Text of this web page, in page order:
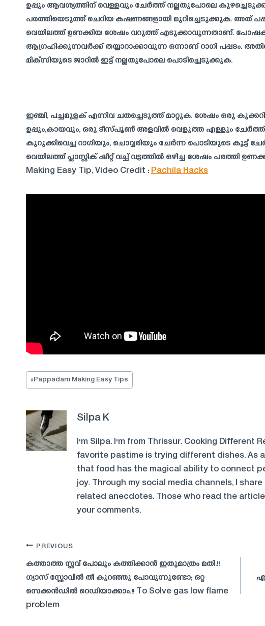
ഉപ്പും ആവശ്യത്തിന് വെള്ളവും ചേർത്ത് നല്ലതുപോലെ
പരത്തിയെടുത്ത് ചെറിയ കഷണങ്ങളായി മുറിച്ചെടുക്കുക. അത്
വെയിലത്ത് ഉണക്കിയ ശേഷം വറുത്ത് എടുക്കാവുന്നതാണ്.
ആഗ്രഹിക്കുന്നവർക്ക് തയ്യാറാക്കാവുന്ന ഒന്നാണ് റാഗി പപ്പടം.
മിക്സിയുടെ ജാറിൽ ഇട്ട് നല്ലതുപോലെ പൊടിച്ചെടുക്കുക.
ഇഞ്ചി, പച്ചമുളക് എന്നിവ ചതച്ചെടുത്ത് മാറ്റുക. ശേഷം ഒരു
ഉപ്പും,കായവും, ഒരു ടീസ്പൂൺ അളവിൽ വെളുത്ത എള്ളും ചേർത്ത്
കുറുക്കിവെച്ച റാഗിയും, ചൊവ്വരിയും ചേർന്ന പൊടിയുടെ
വെയിലത്ത് പ്ലാസ്റ്റിക് ഷീറ്റ് വച്ച് വട്ടത്തിൽ ഒഴിച്ച ശേഷം
Making Easy Tip, Video Credit : Pachila Hacks
Post
Tags:
#Pappadam Making Easy Tips
Silpa K
I'm Silpa. I'm from Thrissur. Cooking Different
favorite pastime is trying different dishes. As
that food has the magical ability to connect
joy. Through my social media channels, I
related anecdotes. Those who read the
your comments.
Post
navigation
PREVIOUS
കത്താത്ത സ്റ്റവ് പോലും കത്തിക്കാൻ ഇതുമാത്രം മതി.!!
ഗ്യാസ് സ്റ്റോവിൽ തീ കുറഞ്ഞു പോവുന്നുണ്ടോ; ഒറ്റ
സെക്കൻഡിൽ റെഡിയാക്കാം.!! To Solve gas low flame
problem